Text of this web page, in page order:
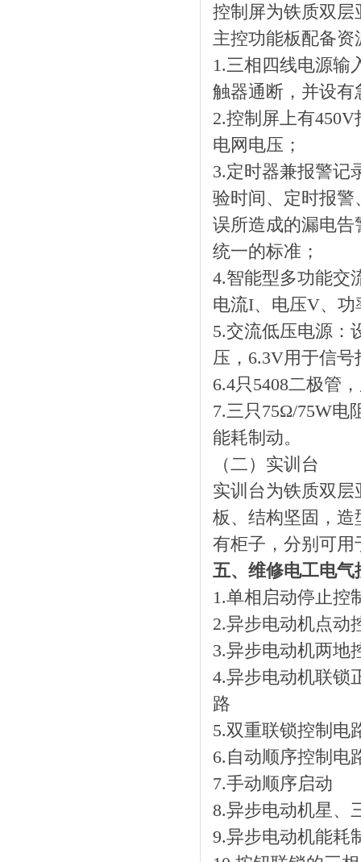
控制屏为铁质双
主控功能板配备资
1.三相四线电源输
触器通断，并设有
2.控制屏上有
电网电压；
3.定时器兼报警记
验时间、定时报
误所造成的漏电
统一的标准；
4.智能型多功能交
电流I、电压V、功
5.交流低压电源：
压，6.3V用于信
6.4只5408二极管
7.三只75Ω/75W电
能耗制动。
（二）实训台
实训台为铁质双
板、结构坚固，
有柜子，分别可
五、维修电工电
1.单相启动停止控
2.异步电动机点动
3.异步电动机两地
4.异步电动机联锁
路
5.双重联锁控制电
6.自动顺序控制电
7.手动顺序启动
8.异步电动机星、
9.异步电动机能耗